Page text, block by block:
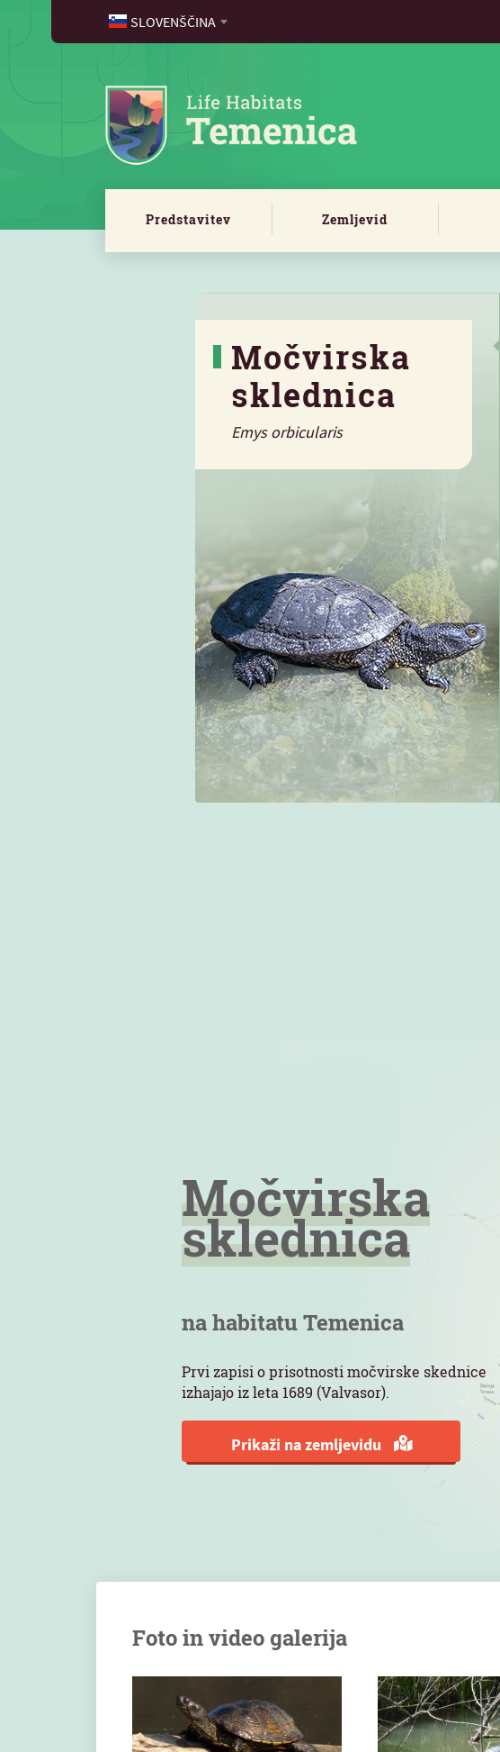
SLOVENŠČINA
Predstavitev Zemljevid
Močvirska
sklednica
Emys orbicularis
Močvirska
sklednica
na habitatu Temenica
Prvi zapisi o prisotnosti močvirske skednice
izhajajo iz leta 1689 (Valvasor).
Prikaži na zemljevidu
Foto in video galerija